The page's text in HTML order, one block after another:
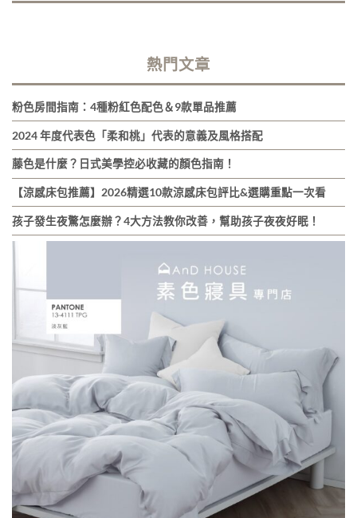
熱門文章
粉色房間指南：4種粉紅色配色＆9款單品推薦
2024 年度代表色「柔和桃」代表的意義及風格搭配
藤色是什麼？日式美學控必收藏的顏色指南！
【涼感床包推薦】2026精選10款涼感床包評比&選購重點一次看
孩子發生夜驚怎麼辦？4大方法教你改善，幫助孩子夜夜好眠！